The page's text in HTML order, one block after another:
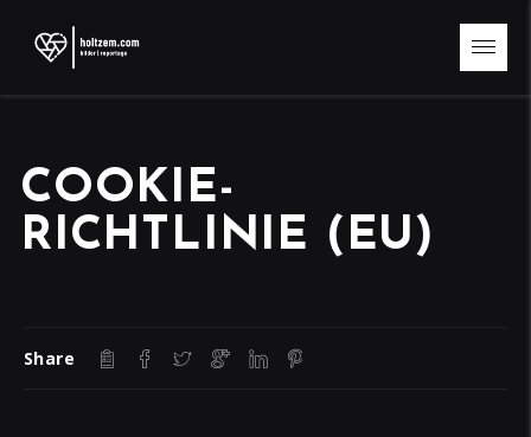
COOKIE-
RICHTLINIE (EU)
Share